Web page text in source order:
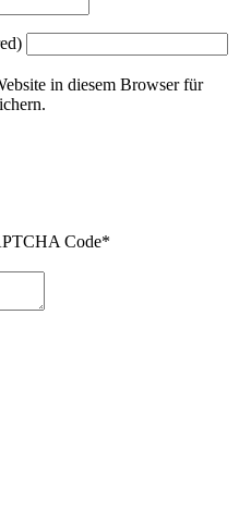
in diesem Browser für
Code*